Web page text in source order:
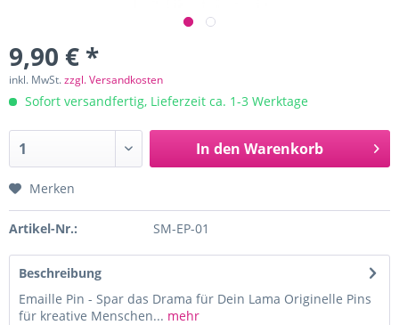
9,90 € *
inkl. MwSt.zzgl. Versandkosten
Sofort versandfertig, Lieferzeit ca. 1-3 Werktage
In den Warenkorb
Merken
Artikel-Nr.: SM-EP-01
Beschreibung
Emaille Pin - Spar das Drama für Dein Lama Originelle Pins
für kreative Menschen... mehr